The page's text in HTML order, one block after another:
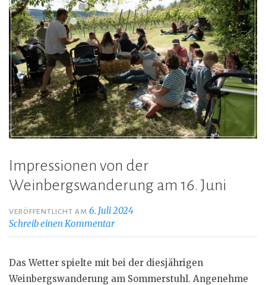
Impressionen von der
Weinbergswanderung am 16. Juni
VERÖFFENTLICHT AM6. Juli 2024
Schreib einen Kommentar
Das Wetter spielte mit bei der diesjährigen
Weinbergswanderung am Sommerstuhl. Angenehme